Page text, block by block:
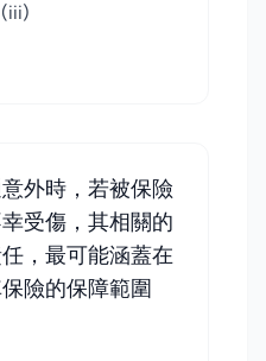
外時，若被保險
受傷，其相關的
，最可能涵蓋在
險的保障範圍